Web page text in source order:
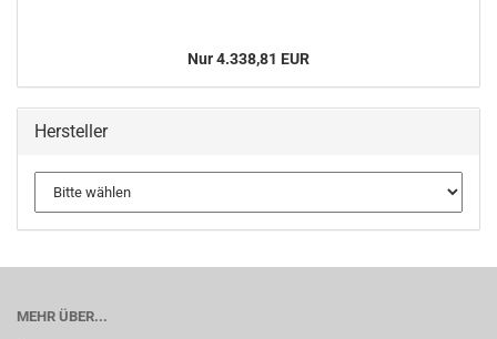
Nur 4.338,81 EUR
Hersteller
MEHR ÜBER...